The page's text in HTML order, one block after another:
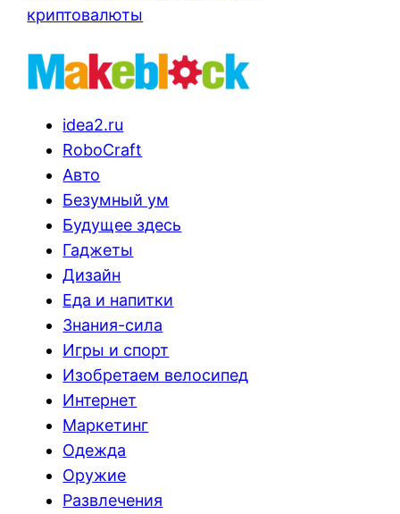
криптовалюты
idea2.ru
RoboCraft
Авто
Безумный ум
Будущее здесь
Гаджеты
Дизайн
Еда и напитки
Знания-сила
Игры и спорт
Изобретаем велосипед
Интернет
Маркетинг
Одежда
Оружие
Развлечения